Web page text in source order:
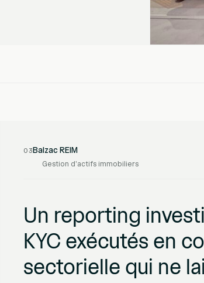
03Balzac REIM
Gestion d'actifs immobiliers
Un reporting
KYC exécutés en
sectorielle qui ne